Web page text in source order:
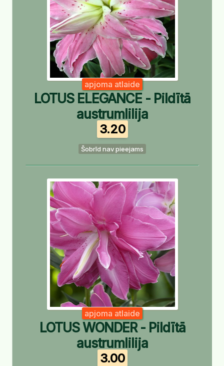
apjoma atlaide
LOTUS ELEGANCE - Pildītā
austrumlilija
3.20
Šobrīd nav pieejams
apjoma atlaide
LOTUS WONDER - Pildītā
austrumlilija
3.00